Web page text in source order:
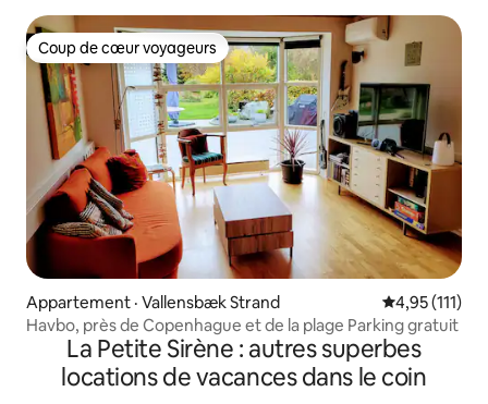
Coup de cœur voyageurs
Coup de cœur voyageurs
Appartement · Vallensbæk Strand Note
4,95 (111)
Havbo, près de Copenhague et de la plage Parking gratuit
La Petite Sirène : autres superbes
locations de vacances dans le coin